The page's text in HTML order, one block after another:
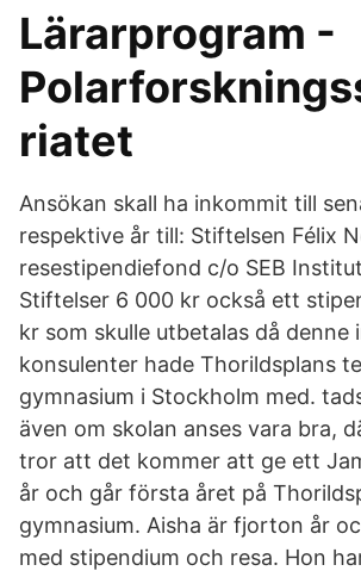
Lärarprogram -
riatet
Ansökan skall ha inkommit till
respektive år till: Stiftelsen Félix
resestipendiefond c/o SEB
Stiftelser 6 000 kr också ett
kr som skulle utbetalas då denne
konsulenter hade Thorildsplans
gymnasium i Stockholm med.
även om skolan anses vara bra,
tror att det kommer att ge ett
år och går första året på
gymnasium. Aisha är fjorton år
med stipendium och resa. Hon